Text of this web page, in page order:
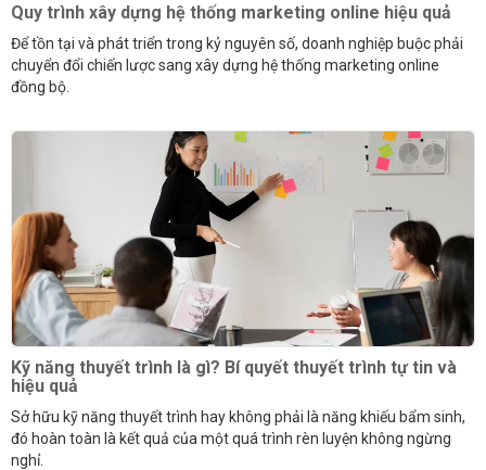
Quy trình xây dựng hệ thống marketing online hiệu quả
Để tồn tại và phát triển trong kỷ nguyên số, doanh nghiệp buộc phải
chuyển đổi chiến lược sang xây dựng hệ thống marketing online
đồng bộ.
Kỹ năng thuyết trình là gì? Bí quyết thuyết trình tự tin và
hiệu quả
Sở hữu kỹ năng thuyết trình hay không phải là năng khiếu bẩm sinh,
đó hoàn toàn là kết quả của một quá trình rèn luyện không ngừng
nghỉ.